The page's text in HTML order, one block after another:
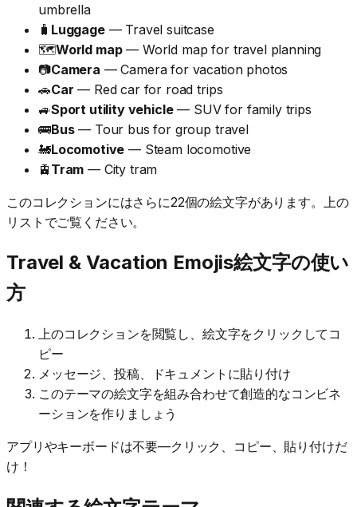
umbrella
🧳 Luggage— Travel suitcase
🗺️World map— World map for travel planning
📷Camera — Camera for vacation photos
🚗Car — Red car for road trips
🚙Sport utility vehicle— SUV for family trips
🚌Bus— Tour bus for group travel
🚂Locomotive — Steam locomotive
🚊 Tram — City tram
このコレクションにはさらに22個の絵文字があります。上の
リストでご覧ください。
Travel & Vacation Emojis絵文字の使い
方
上のコレクションを閲覧し、絵文字をクリックしてコ
ピー
メッセージ、投稿、ドキュメントに貼り付け
このテーマの絵文字を組み合わせて創造的なコンビネ
ーションを作りましょう
アプリやキーボードは不要—クリック、コピー、貼り付けだ
け！